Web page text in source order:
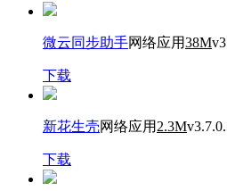
微云同步助手网络应用38M
下载
新花生壳网络应用 2.3M
下载